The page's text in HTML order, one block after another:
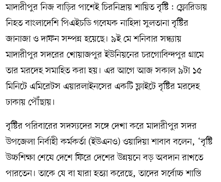
মাদারীপুর নিজ বাড়ির পাশেই চিরনিদ্রায় শায়িত বৃষ্টি : ফ্লোরিডায়
নিহত বাংলাদেশি পিএইচডি গবেষক নাহিদা সুলতানা বৃষ্টির
জানাজা ও দাফন সম্পন্ন হয়েছে। ৯ই মে শনিবার সন্ধ্যায়
মাদারীপুর সদরের খোয়াজপুর ইউনিয়নের চরগোবিন্দপুর গ্রামে
তার মরদেহ সমাহিত করা হয়। এর আগে আজ সকাল ৯টা ১৫
মিনিটে এমিরেটস এয়ারলাইনসের একটি ফ্লাইটে বৃষ্টির মরদেহ
ঢাকায় পৌঁছায়।
বৃষ্টির পরিবারের সদস্যদের সঙ্গে দেখা করে মাদারীপুর সদর
উপজেলা নির্বাহী কর্মকর্তা (ইউএনও) ওয়াদিয়া শাবাব বলেন, ‘বৃষ্টি
উচ্চশিক্ষা শেষে দেশে ফিরে দেশের উন্নয়নে বড় অবদান রাখতে
পারতেন। তাকে যে বা যারা হত্যা করেছে, তাদের সর্বোচ্চ শাস্তি